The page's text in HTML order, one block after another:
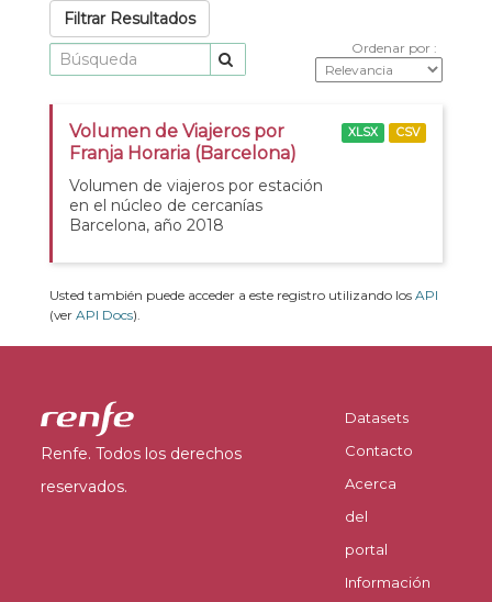
Filtrar Resultados
Ordenar por
Volumen de Viajeros por
Franja Horaria (Barcelona)
Volumen de viajeros por estación
en el núcleo de cercanías
Barcelona, año 2018
XLSX CSV
Usted también puede acceder a este registro utilizando los API
(ver API Docs).
Renfe. Todos los derechos
reservados.
Datasets
Contacto
Acerca
del
portal
Información